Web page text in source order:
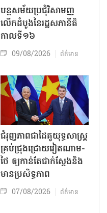
បន្តសម័យប្រជុំវិសាមញ្ញ
លើកដំបូងនៃរដ្ឋសភានីតិ
កាលទី១៦
09/08/2026 ព័ត៌មាន
ជំរុញភាពជាដៃគូយុទ្ធសាស្ត្រ
គ្រប់ជ្រុងជ្រោយវៀតណាម-
ថៃ ឲ្យកាន់តែជាក់ស្ដែងនិង
មានប្រសិទ្ធភាព
07/08/2026 ព័ត៌មាន